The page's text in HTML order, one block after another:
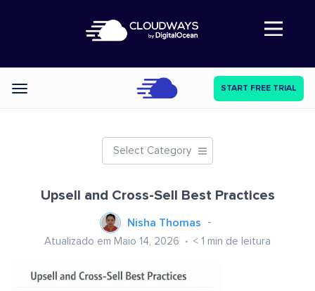
Abre a navegação
Categories START FREE TRIAL
Select Category
Upsell and Cross-Sell Best Practices
Nisha Thomas
Atualizado em Maio 14, 2026 < 1 min de leitura